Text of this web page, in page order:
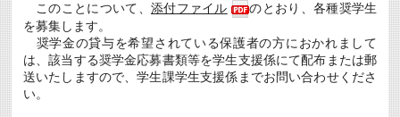
用）
募
集
に
つ
このことについて、 添付ファイル
のとおり、各種奨学生
を募集します。
奨学金の貸与を希望されている保護者の方におかれまして
は、該当する奨学金応募書類等を学生支援係にて配布または郵
送いたしますので、学生課学生支援係までお問い合わせくださ
い。